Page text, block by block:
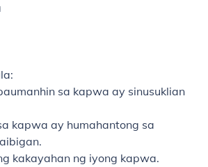
:
sa kapwa ay sinusuklian
kapwa ay humahantong sa
kakayahan ng iyong kapwa.